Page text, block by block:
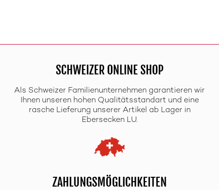
SCHWEIZER ONLINE SHOP
Als Schweizer Familienunternehmen garantieren wir
Ihnen unseren hohen Qualitätsstandart und eine
rasche Lieferung unserer Artikel ab Lager in
Ebersecken LU.
ZAHLUNGSMÖGLICHKEITEN